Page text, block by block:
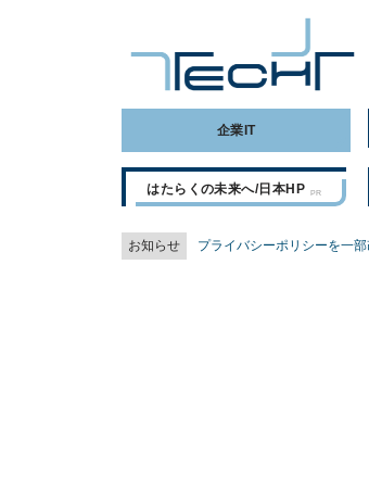
企業IT
はたらくの未来へ/日本HP
お知らせ プライバシーポリシーを一